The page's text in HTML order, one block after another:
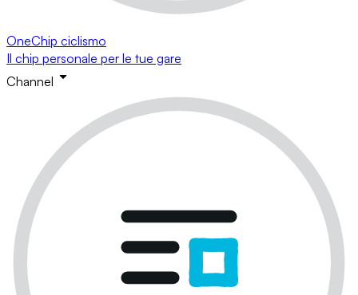
OneChip ciclismo
Il chip personale per le tue gare
Channel